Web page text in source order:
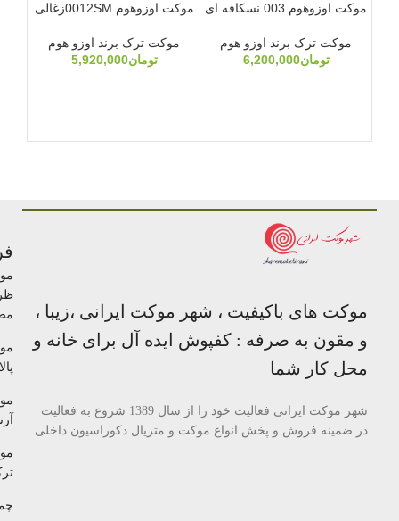
موکت اوزوهوم 003 نسکافه ای
موکت ترک برند اوزو هوم
تومان6,200,000
موکت اوزوهوم 0012SMزغالی
موکت ترک برند اوزو هوم
تومان5,920,000
موکت های باکیفیت ، شهر موکت ایرانی ،زیبا ،
و مقون به صرفه : کفپوش ایده آل برای خانه و
محل کار شما
شهر موکت ایرانی فعالیت خود را از سال 1389 شروع به فعالیت
در ضمینه فروش و پخش انواع موکت و متریال دکوراسیون داخلی